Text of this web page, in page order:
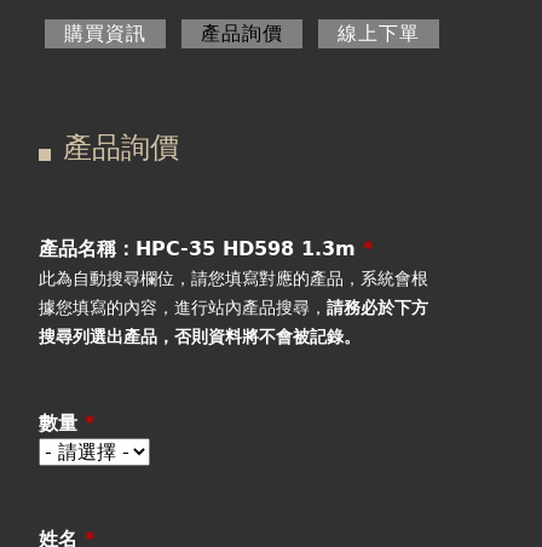
購買資訊
視聽室預約
線上商城
您
引
標
購買資訊 產品詢價 (作用中頁籤)
線上下單
產品詢價
產品名稱：HPC-35 HD598 1.3m*
此為自動搜尋欄位，請您填寫對應的產品，系統會根
據您填寫的內容，進行站內產品搜尋，請務必於下方
搜尋列選出產品 ，否則資料將不會被記錄。
數量*
姓名*